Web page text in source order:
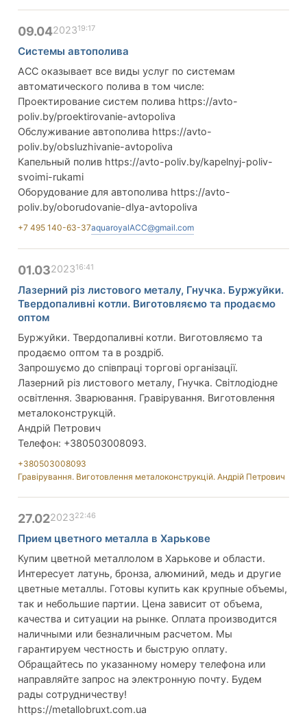
09.04202319:17
Системы автополива
АСС оказывает все виды услуг по системам
автоматического полива в том числе:
Проектирование систем полива https://avto-
poliv.by/proektirovanie-avtopoliva
Обслуживание автополива https://avto-
poliv.by/obsluzhivanie-avtopoliva
Капельный полив https://avto-poliv.by/kapelnyj-poliv-
svoimi-rukami
Оборудование для автополива https://avto-
poliv.by/oborudovanie-dlya-avtopoliva
+7 495 140-63-37aquaroyalACC@gmail.com
01.03202316:41
Лазерний різ листового металу, Гнучка. Буржуйки.
Твердопаливні котли. Виготовляємо та продаємо
оптом
Буржуйки. Твердопаливні котли. Виготовляємо та
продаємо оптом та в роздріб.
Запрошуємо до співпраці торгові організації.
Лазерний різ листового металу, Гнучка. Світлодіодне
освітлення. Зварювання. Гравірування. Виготовлення
металоконструкцій.
Андрiй Петрович
Телефон: +380503008093.
+380503008093
Гравірування. Виготовлення металоконструкцій. Андрiй Петрович
27.02202322:46
Прием цветного металла в Харькове
Купим цветной металлолом в Харькове и области.
Интересует латунь, бронза, алюминий, медь и другие
цветные металлы. Готовы купить как крупные объемы,
так и небольшие партии. Цена зависит от объема,
качества и ситуации на рынке. Оплата производится
наличными или безналичным расчетом. Мы
гарантируем честность и быструю оплату.
Обращайтесь по указанному номеру телефона или
направляйте запрос на электронную почту. Будем
рады сотрудничеству!
https://metallobruxt.com.ua